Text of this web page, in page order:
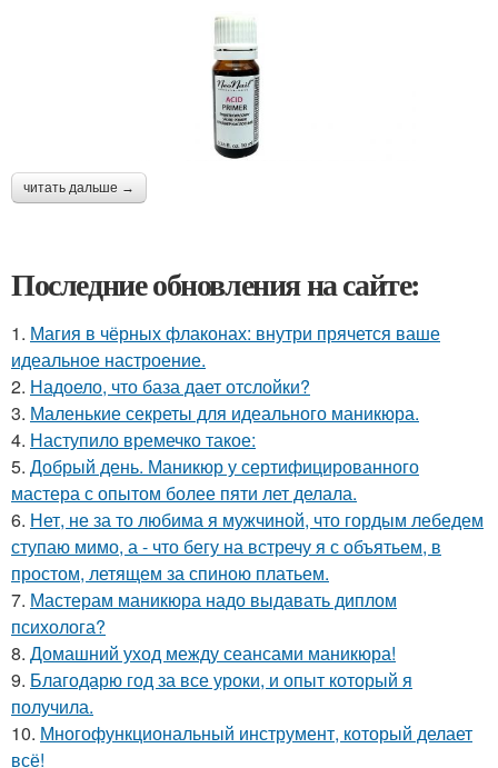
читать дальше →
Последние обновления на сайте:
1. Магия в чёрных флаконах: внутри прячется ваше
идеальное настроение.
2. Надоело, что база дает отслойки?
3. Маленькие секреты для идеального маникюра.
4. Наступило времечко такое:
5. Добрый день. Маникюр у сертифицированного
мастера с опытом более пяти лет делала.
6. Нет, не за то любима я мужчиной, что гордым лебедем
ступаю мимо, а - что бегу на встречу я с объятьем, в
простом, летящем за спиною платьем.
7. Мастерам маникюра надо выдавать диплом
психолога?
8. Домашний уход между сеансами маникюра!
9. Благодарю год за все уроки, и опыт который я
получила.
10. Многофункциональный инструмент, который делает
всё!